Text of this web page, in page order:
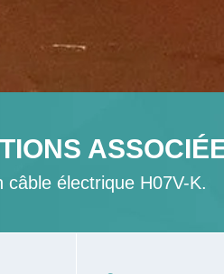
électrique H07V-K.